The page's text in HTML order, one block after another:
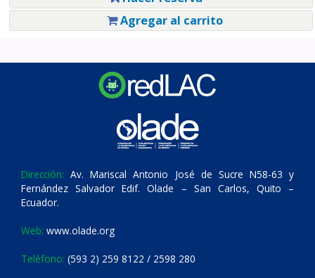
Agregar al carrito
Dirección: Av. Mariscal Antonio José de Sucre N58-63 y
Fernández Salvador Edif. Olade – San Carlos, Quito –
Ecuador.
Web: www.olade.org
Teléfono: (593 2) 259 8122 / 2598 280